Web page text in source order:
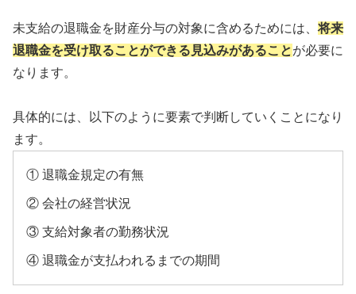
未支給の退職金を財産分与の対象に含めるためには、将来
退職金を受け取ることができる見込みがあることが必要に
なります。
具体的には、以下のように要素で判断していくことになり
ます。
① 退職金規定の有無
② 会社の経営状況
③ 支給対象者の勤務状況
④ 退職金が支払われるまでの期間